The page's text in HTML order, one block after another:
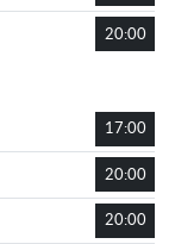
20:00
17:00
20:00
20:00